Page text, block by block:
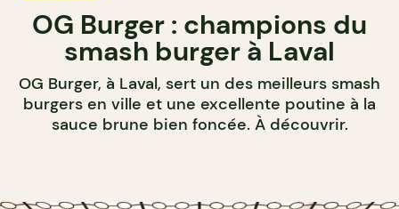
OG Burger : champions du
smash burger à Laval
OG Burger, à Laval, sert un des meilleurs smash
burgers en ville et une excellente poutine à la
sauce brune bien foncée. À découvrir.